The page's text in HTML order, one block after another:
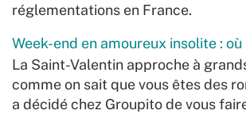
réglementations en France.
Week-end en amoureux insolite : où
La Saint-Valentin approche à
comme on sait que vous êtes des
a décidé chez Groupito de vous